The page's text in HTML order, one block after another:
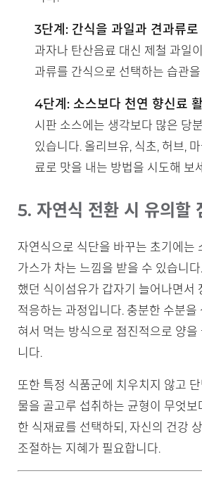
3단계: 간식을 과일과 견과류로
과자나 탄산음료 대신 제철 과일
과류를 간식으로 선택하는 습관
4단계: 소스보다 천연 향신료
시판 소스에는 생각보다 많은 당
있습니다. 올리브유, 식초, 허브,
료로 맛을 내는 방법을 시도해 보
5. 자연식 전환 시 유의할
자연식으로 식단을 바꾸는 초기에는
가스가 차는 느낌을 받을 수 있습니
했던 식이섬유가 갑자기 늘어나면서
적응하는 과정입니다. 충분한 수분을
혀서 먹는 방식으로 점진적으로 양을
니다.
또한 특정 식품군에 치우치지 않고
물을 골고루 섭취하는 균형이 무엇보
한 식재료를 선택하되, 자신의 건강
조절하는 지혜가 필요합니다.